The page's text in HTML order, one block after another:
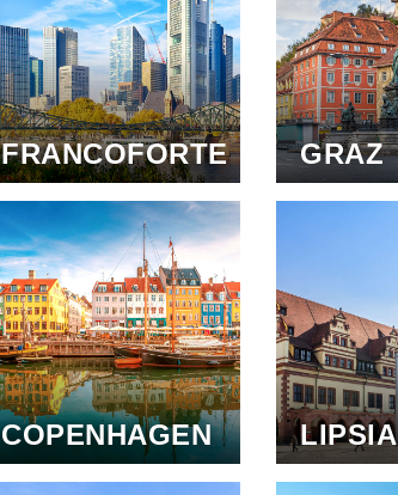
FRANCOFORTE GRAZ
COPENHAGEN LIPSIA